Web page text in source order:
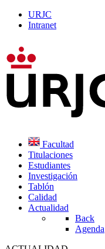
URJC
Intranet
Facultad
Titulaciones
Estudiantes
Investigación
Tablón
Calidad
Actualidad
Back
Agenda